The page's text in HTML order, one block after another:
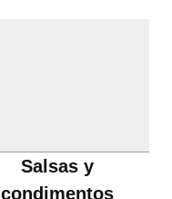
Salsas y
condimentos